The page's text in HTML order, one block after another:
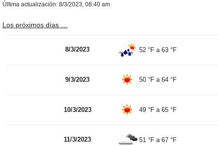
Última actualización: 8/3/2023, 08:40 am
Los próximos días …
8/3/2023 52 °F a63 °F
9/3/2023 50 °F a64 °F
10/3/2023 49 °F a65 °F
11/3/2023 51 °F a67 °F